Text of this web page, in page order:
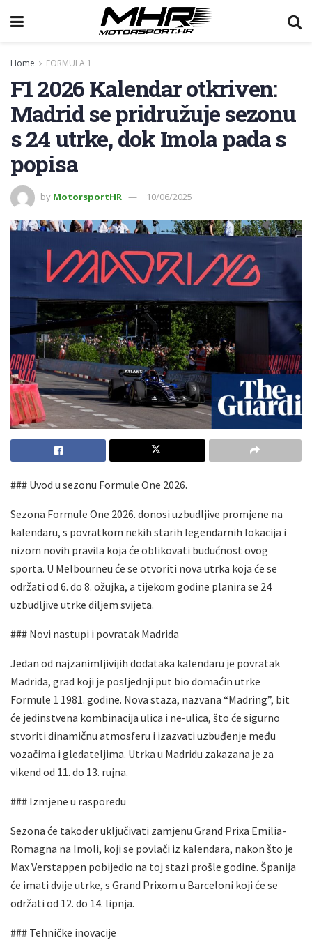
Home FORMULA 1
F1 2026 Kalendar otkriven:
Madrid se pridružuje sezonu
s 24 utrke, dok Imola pada s
popisa
by MotorsportHR 10/06/2025
### Uvod u sezonu Formule One 2026.
Sezona Formule One 2026. donosi uzbudljive promjene na
kalendaru, s povratkom nekih starih legendarnih lokacija i
nizom novih pravila koja će oblikovati budućnost ovog
sporta. U Melbourneu će se otvoriti nova utrka koja će se
održati od 6. do 8. ožujka, a tijekom godine planira se 24
uzbudljive utrke diljem svijeta.
### Novi nastupi i povratak Madrida
Jedan od najzanimljivijih dodataka kalendaru je povratak
Madrida, grad koji je posljednji put bio domaćin utrke
Formule 1 1981. godine. Nova staza, nazvana “Madring”, bit
će jedinstvena kombinacija ulica i ne-ulica, što će sigurno
stvoriti dinamičnu atmosferu i izazvati uzbuđenje među
vozačima i gledateljima. Utrka u Madridu zakazana je za
vikend od 11. do 13. rujna.
### Izmjene u rasporedu
Sezona će također uključivati zamjenu Grand Prixa Emilia-
Romagna na Imoli, koji se povlači iz kalendara, nakon što je
Max Verstappen pobijedio na toj stazi prošle godine. Španija
će imati dvije utrke, s Grand Prixom u Barceloni koji će se
održati od 12. do 14. lipnja.
### Tehničke inovacije